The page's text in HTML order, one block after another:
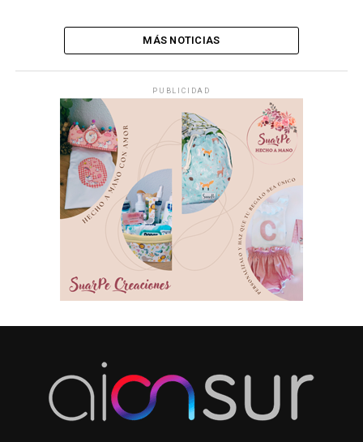
MÁS NOTICIAS
PUBLICIDAD